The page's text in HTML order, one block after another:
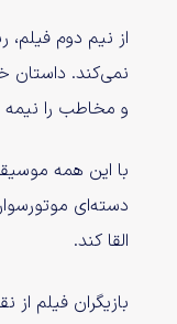
از نیم دوم
نمی‌‌کند.
و مخاطب را نیمه
با این همه
دسته‌ای
القا کند‌.
بازیگران فیلم